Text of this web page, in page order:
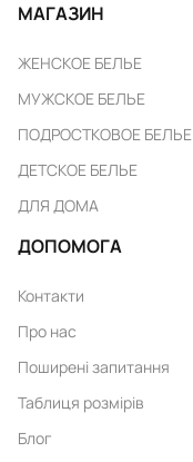
МАГАЗИН
ЖЕНСКОЕ БЕЛЬЕ
МУЖСКОЕ БЕЛЬЕ
ПОДРОСТКОВОЕ БЕЛЬЕ
ДЕТСКОЕ БЕЛЬЕ
ДЛЯ ДОМА
ДОПОМОГА
Контакти
Про нас
Поширені запитання
Таблиця розмірів
Блог